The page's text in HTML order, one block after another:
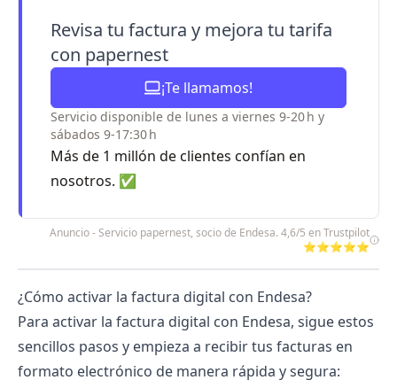
Revisa tu factura y mejora tu tarifa
con papernest
¡Te llamamos!
Servicio disponible de lunes a viernes 9-20 h y
sábados 9-17:30 h
Más de 1 millón de clientes confían en
nosotros. ✅
Anuncio - Servicio papernest, socio de Endesa. 4,6/5 en Trustpilot
⭐⭐⭐⭐⭐
¿Cómo activar la factura digital con Endesa?
Para activar la factura digital con Endesa, sigue estos
sencillos pasos y empieza a recibir tus facturas en
formato electrónico de manera rápida y segura: